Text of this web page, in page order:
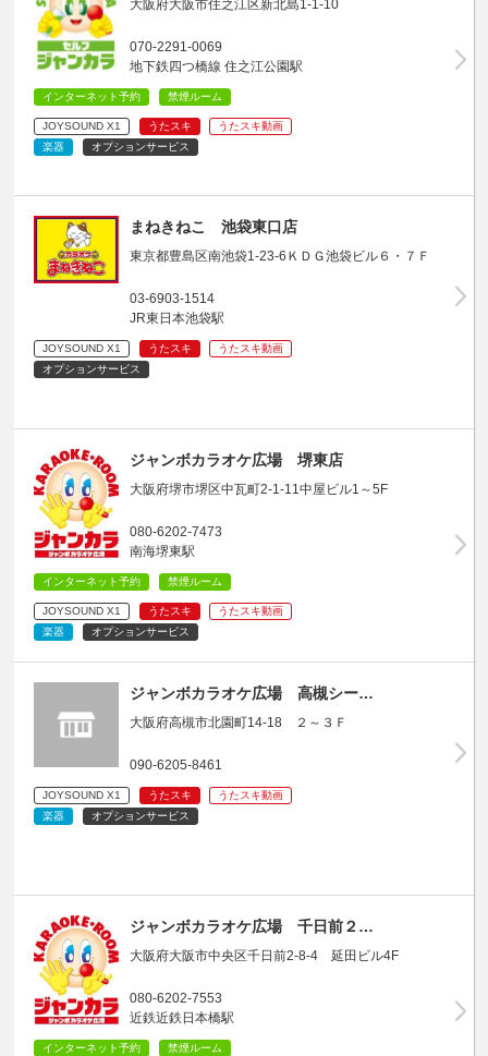
大阪府大阪市住之江区新北島1-1-10
070-2291-0069
地下鉄四つ橋線 住之江公園駅
インターネット予約 禁煙ルーム
JOYSOUND X1 うたスキ
うたスキ動画
楽器
オプションサービス
まねきねこ 池袋東口店
東京都豊島区南池袋1-23-6ＫＤＧ池袋ビル６・７Ｆ
03-6903-1514
JR東日本池袋駅
JOYSOUND X1 うたスキ
うたスキ動画
オプションサービス
ジャンボカラオケ広場 堺東店
大阪府堺市堺区中瓦町2-1-11中屋ビル1～5F
080-6202-7473
南海堺東駅
インターネット予約 禁煙ルーム
JOYSOUND X1 うたスキ
うたスキ動画
楽器
オプションサービス
ジャンボカラオケ広場 高槻シー…
大阪府高槻市北園町14-18 ２～３Ｆ
090-6205-8461
JOYSOUND X1 うたスキ
うたスキ動画
楽器
オプションサービス
ジャンボカラオケ広場 千日前２…
大阪府大阪市中央区千日前2-8-4 延田ビル4F
080-6202-7553
近鉄近鉄日本橋駅
インターネット予約 禁煙ルーム